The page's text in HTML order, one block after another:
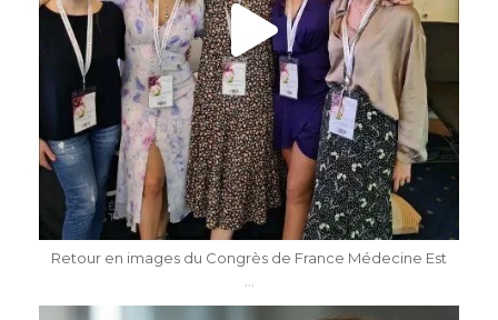
Mai 7
Retour en images du Congrès de France Médecine Est
...